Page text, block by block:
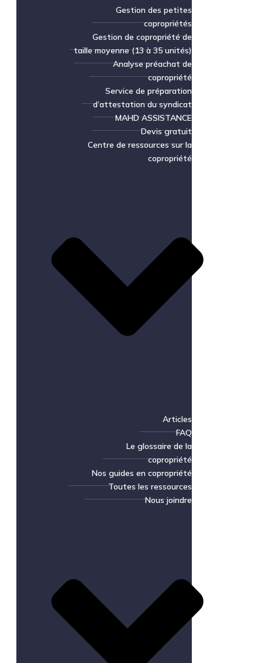
Gestion des petites
copropriétés
Gestion de copropriété de
taille moyenne (13 à 35 unités)
Analyse préachat de
copropriété
Service de préparation
d’attestation du syndicat
MAHD ASSISTANCE
Devis gratuit
Centre de ressources sur la
copropriété
Articles
FAQ
Le glossaire de la
copropriété
Nos guides en copropriété
Toutes les ressources
Nous joindre